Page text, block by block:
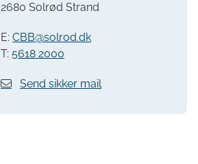
2680 Solrød Strand
E: CBB@solrod.dk
T: 5618 2000
Send sikker mail